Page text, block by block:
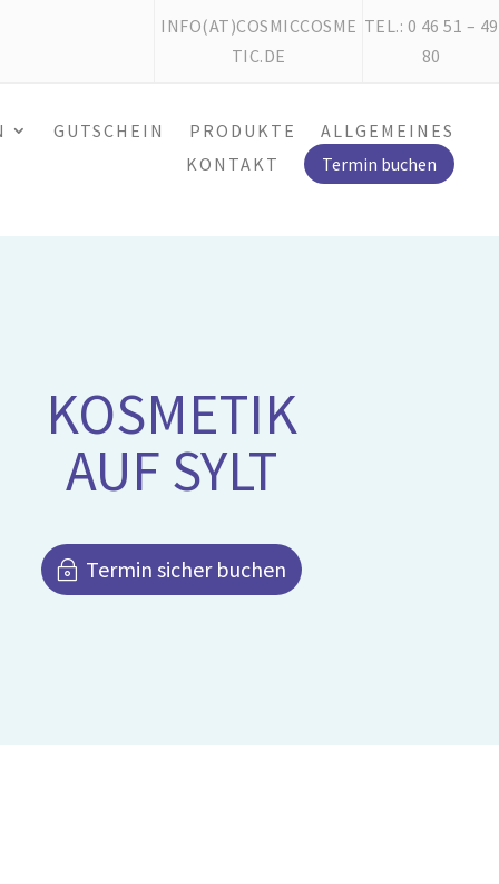
INFO(AT)COSMICCOSME
TIC.DE
TEL.: 0 46 51 – 49
80
GUTSCHEIN PRODUKTE
ALLGEMEINES
KONTAKT
Termin buchen
KOSMETIK
AUF SYLT
Termin sicher buchen